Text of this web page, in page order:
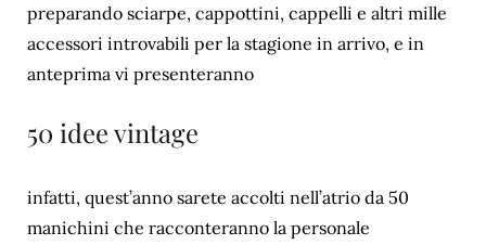
FOTO & VIDEO
CONTATTI
preparando sciarpe, cappottini, cappelli e altri mille
accessori introvabili per la stagione in arrivo, e in
anteprima vi presenteranno
50 idee vintage
infatti, quest’anno sarete accolti nell’atrio da 50
manichini che racconteranno la personale